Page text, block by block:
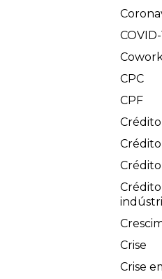
COVID-
CPC
CPF
Crédito
Crise
Crise